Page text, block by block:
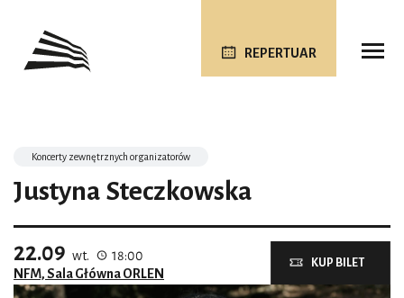
REPERTUAR
Koncerty zewnętrznych organizatorów
Justyna Steczkowska
22.09 wt.
18:00
NFM, Sala Główna ORLEN
KUP BILET